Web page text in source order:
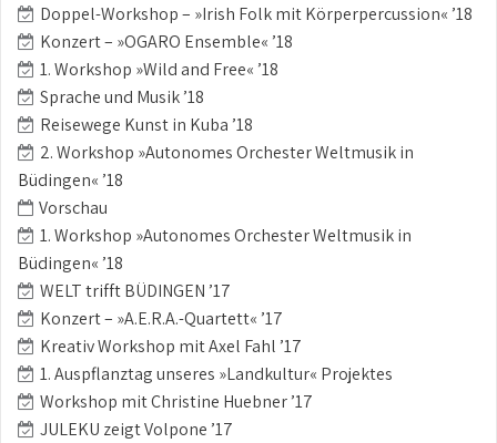
Doppel-Workshop – »Irish Folk mit Körperpercussion« ’18
Konzert – »OGARO Ensemble« ’18
1. Workshop »Wild and Free« ’18
Sprache und Musik ’18
Reisewege Kunst in Kuba ’18
2. Workshop »Autonomes Orchester Weltmusik in
Büdingen« ’18
Vorschau
1. Workshop »Autonomes Orchester Weltmusik in
Büdingen« ’18
WELT trifft BÜDINGEN ’17
Konzert – »A.E.R.A.-Quartett« ’17
Kreativ Workshop mit Axel Fahl ’17
1. Auspflanztag unseres »Landkultur« Projektes
Workshop mit Christine Huebner ’17
JULEKU zeigt Volpone ’17